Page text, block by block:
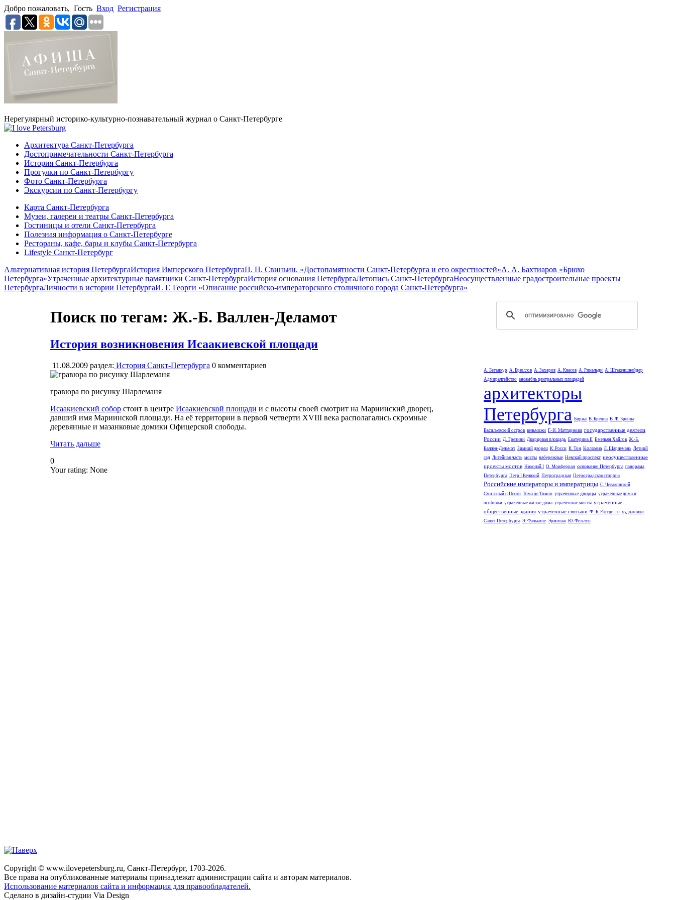
Добро пожаловать, Гость Вход Регистрация
Нерегулярный историко-культурно-познавательный журнал о Санкт-Петербурге
Архитектура Санкт-Петербурга
Достопримечательности Санкт-Петербурга
История Санкт-Петербурга
Прогулки по Санкт-Петербургу
Фото Санкт-Петербурга
Экскурсии по Санкт-Петербургу
Карта Санкт-Петербурга
Музеи, галереи и театры Санкт-Петербурга
Гостиницы и отели Санкт-Петербурга
Полезная информация о Санкт-Петербурге
Рестораны, кафе, бары и клубы Санкт-Петербурга
Lifestyle Санкт-Петербург
Альтернативная история ПетербургаИстория Имперского ПетербургаП. П. Свиньин. «Достопамятности Санкт-Петербурга и его окрестностей»А. А. Бахтиаров «Брюхо
Петербурга»Утраченные архитектурные памятники Санкт-ПетербургаИстория основания ПетербургаЛетопись Санкт-ПетербургаНеосуществленные градостроительные проекты
ПетербургаЛичности в истории ПетербургаИ. Г. Георги «Описание российско-императорского столичного города Санкт-Петербурга»
Поиск по тегам: Ж.-Б. Валлен-Деламот
История возникновения Исаакиевской площади
11.08.2009 раздел: История Санкт-Петербурга 0 комментариев
гравюра по рисунку Шарлеманя
Исаакиевский собор стоит в центре Исаакиевской площади и с высоты своей смотрит на Мариинский дворец,
давший имя Мариинской площади. На её территории в первой четверти XVIII века располагались скромные
деревянные и мазанковые домики Офицерской слободы.
Читать дальше
0
Your rating: None
А. Бетанкур А. Брюллов А. Захаров А. Квасов А. Ринальди А. Штакеншнейдер
Адмиралтейство ансамбль центральных площадей
архитекторы
Петербурга Биржа В. Бренна В. Ф. Бренна
Васильевский остров вельможи Г.-И. Маттарнови государственные деятели
России Д. Трезини Дворцовая площадь Екатерина II Емельян Хайлов Ж.-Б.
Валлен-Деламот Зимний дворец К. Росси К. Тон Коломна Л. Шарлемань Летний
сад Литейная часть мосты набережные Невский проспект неосуществленные
проекты мостов Николай I О. Монферран основание Петербурга панорама
Петербурга Петр I Великий Петроградская Петроградская сторона
Российские императоры и императрицы С. Чевакинский
Смольный и Пески Тома де Томон утраченные дворцы утраченные дома и
особняки утраченные жилые дома утраченные мосты утраченные
общественные здания утраченные святыни Ф.-Б. Растрелли художники
Санкт-Петербурга Э. Фальконе Эрмитаж Ю. Фельтен
Copyright © www.ilovepetersburg.ru, Санкт-Петербург, 1703-2026.
Все права на опубликованные материалы принадлежат администрации сайта и авторам материалов.
Использование материалов сайта и информация для правообладателей.
Сделано в дизайн-студии Via Design